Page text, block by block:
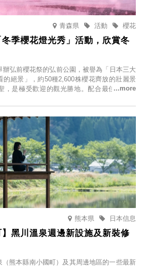
青森県 櫻花
活動
季櫻花燈光秀」活動，欣賞冬
弘前櫻花祭的弘前公園，被譽為「日本三大
的絕景」，約50種2,600株櫻花齊放的壯麗景
，是極受歡迎的觀光勝地。配合最佳觀雪時
熊本県 日本信息
】黑川溫泉週邊新設施及新裝修
（熊本縣南小國町）及其周邊地區的一些最新